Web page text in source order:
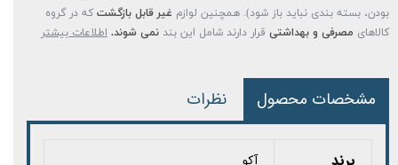
بودن، بسته بندی نباید باز شود). همچنین لوازم غیر قابل بازگشت که در گروه
کالاهای مصرفی و بهداشتی قرار دارند شامل این بند نمی شوند. اطلاعات بیشتر
مشخصات محصول نظرات
آکو